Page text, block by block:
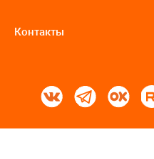
Контакты